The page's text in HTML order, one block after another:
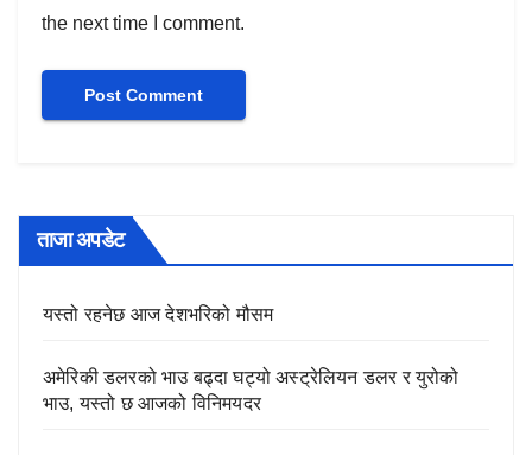
the next time I comment.
ताजा अपडेट
यस्तो रहनेछ आज देशभरिको मौसम
अमेरिकी डलरको भाउ बढ्दा घट्यो अस्ट्रेलियन डलर र युरोको
भाउ, यस्तो छ आजको विनिमयदर